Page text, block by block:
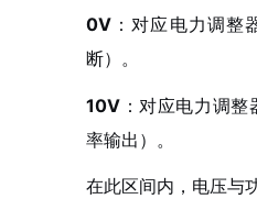
0V：对应电力调整
断）。
10V：对应电力调
率输出）。
在此区间内，电压与